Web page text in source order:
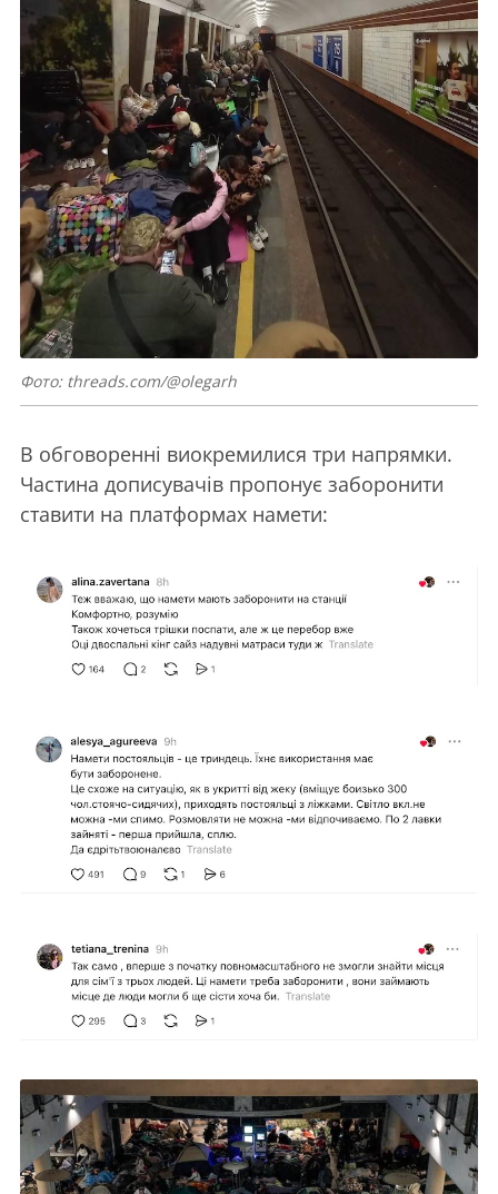
Фото: threads.com/@olegarh
В обговоренні виокремилися три напрямки.
Частина дописувачів пропонує заборонити
ставити на платформах намети: